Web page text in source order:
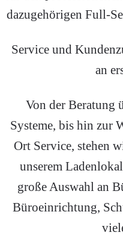
dazugehörigen Full-
Service und
an
Von der Beratung
Systeme, bis hin zur
Ort Service, stehen
unserem
große Auswahl an
Büroeinrichtung,